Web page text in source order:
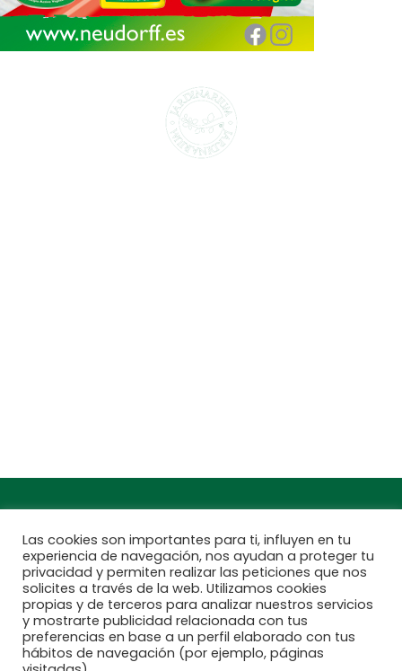
Las cookies son importantes para ti, influyen en tu
experiencia de navegación, nos ayudan a proteger tu
privacidad y permiten realizar las peticiones que nos
solicites a través de la web. Utilizamos cookies
propias y de terceros para analizar nuestros servicios
y mostrarte publicidad relacionada con tus
preferencias en base a un perfil elaborado con tus
hábitos de navegación (por ejemplo, páginas